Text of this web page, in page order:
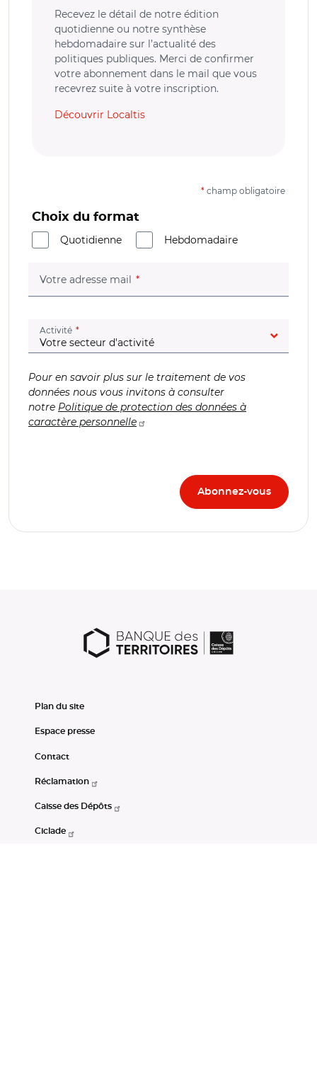
Recevez le détail de notre édition
quotidienne ou notre synthèse
hebdomadaire sur l’actualité des
politiques publiques. Merci de confirmer
votre abonnement dans le mail que vous
recevrez suite à votre inscription.
Découvrir Localtis
* champ obligatoire
Choix du format
Quotidienne
Hebdomadaire
Votre adresse mail (champ obligatoire)
Activité (champ obligatoire)
Pour en savoir plus sur le traitement de vos
données nous vous invitons à consulter
notre Politique de protection des données à
caractère personnelle
Plan du site
Espace presse
Contact
Réclamation
Caisse des Dépôts
Ciclade